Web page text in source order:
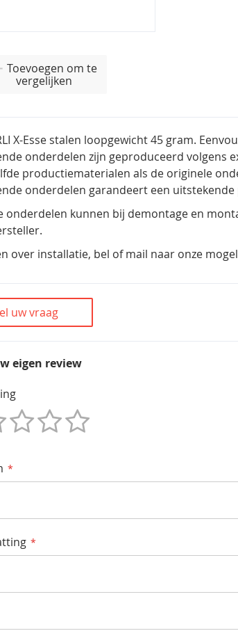
Toevoegen om te
vergelijken
X-Esse stalen loopgewicht 45 gram.
onderdelen zijn geproduceerd volgens
productiematerialen als de originele
onderdelen garandeert een
onderdelen kunnen bij demontage en
over installatie, bel of mail naar onze
uw vraag
eigen review